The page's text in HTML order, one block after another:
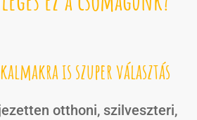
is szuper választás
otthoni, szilveszteri,